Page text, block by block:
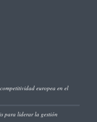
europea en el
para liderar la gestión